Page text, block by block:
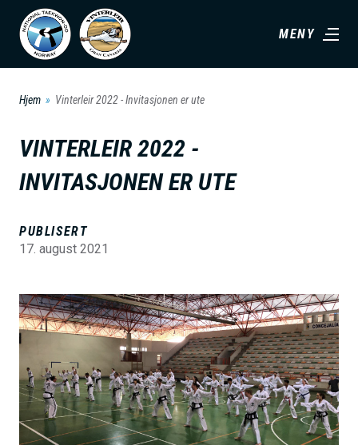
MENY
Hjem Vinterleir 2022 - Invitasjonen er ute
VINTERLEIR 2022 -
INVITASJONEN ER UTE
PUBLISERT
17. august 2021
B
i
l
d
e